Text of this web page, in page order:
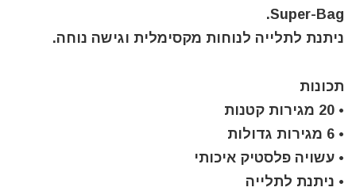
Super-Bag.
ניתנת לתלייה לנוחות מקסימלית וגישה נוחה.
תכונות
• 20 מגירות קטנות
• 6 מגירות גדולות
• עשויה פלסטיק איכותי
• ניתנת לתלייה